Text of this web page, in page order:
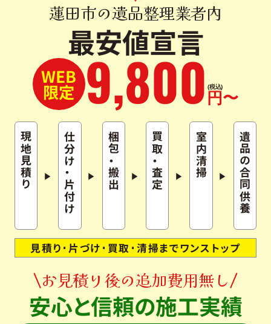
蓮田市の遺品整理業者内
最安値宣言
WEB
限定 9,800 円〜
(税込)
現地見積り 仕分け
・
片付け
梱包
・
搬出
買取
・
査定
室内清掃 遺品の合同供養
見積り･片づけ･買取･清掃までワンストップ
お見積り後の追加費用無し
安心と信頼の施工実績